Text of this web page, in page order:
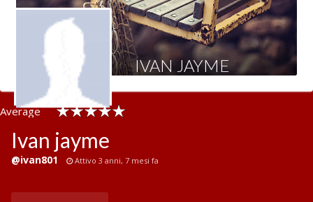
IVAN JAYME
Average
Ivan jayme
@ivan801 Attivo 3 anni, 7 mesi fa